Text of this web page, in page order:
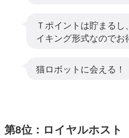
Ｔポイントは貯まる
イキング形式なのでお
猫ロボットに会える！
第8位：ロイヤルホスト